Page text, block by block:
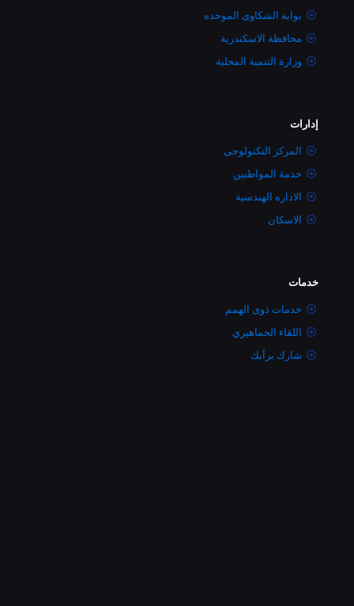
بوابة الشكاوى الموحده
محافظة الاسكندرية
وزارة التنمية المحلية
إدارات
المركز التكنولوجى
خدمة المواطنين
الاداره الهندسية
الاسكان
خدمات
خدمات ذوى الهمم
اللقاء الجماهيري
شارك برأيك